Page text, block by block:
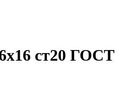
ст20 ГОСТ